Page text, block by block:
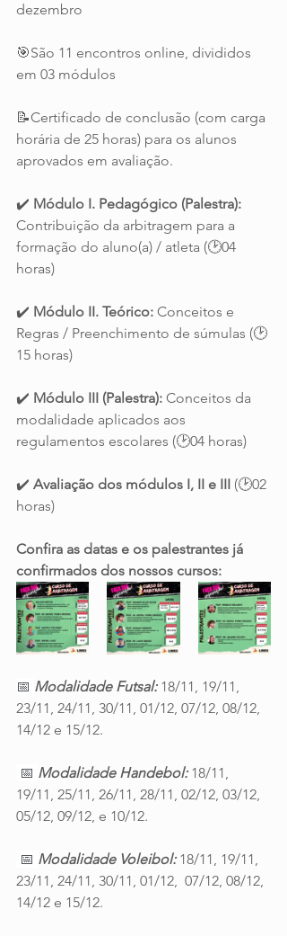
dezembro
🎯São 11 encontros online, divididos
em 03 módulos
📝Certificado de conclusão (com carga
horária de 25 horas) para os alunos
aprovados em avaliação.
✔️ Módulo I. Pedagógico (Palestra):
Contribuição da arbitragem para a
formação do aluno(a) / atleta (🕑04
horas)
✔️ Módulo II. Teórico: Conceitos e
Regras / Preenchimento de súmulas (🕑
15 horas)
✔️ Módulo III (Palestra): Conceitos da
modalidade aplicados aos
regulamentos escolares (🕑04 horas)
✔️ Avaliação dos módulos I, II e III (🕑02
horas)
Confira as datas e os palestrantes já
confirmados dos nossos cursos:
📅 Modalidade Futsal: 18/11, 19/11,
23/11, 24/11, 30/11, 01/12, 07/12, 08/12,
14/12 e 15/12.
📅 Modalidade Handebol: 18/11,
19/11, 25/11, 26/11, 28/11, 02/12, 03/12,
05/12, 09/12, e 10/12.
📅 Modalidade Voleibol: 18/11, 19/11,
23/11, 24/11, 30/11, 01/12,  07/12, 08/12,
14/12 e 15/12.